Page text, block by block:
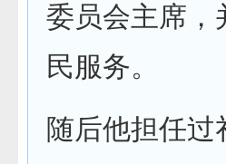
委员会主席，
民服务。
随后他担任